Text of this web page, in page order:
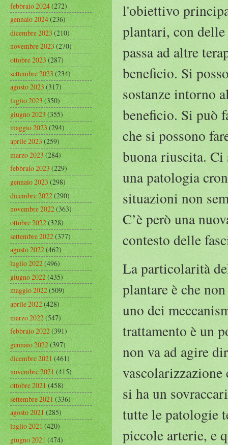
l'obiettivo
plantari, con
passa ad altre
beneficio. Si
sostanze intorno
beneficio. Si può
che si possono
buona riuscita. Ci
una patologia
situazioni non
C’è però una
contesto delle
La particolarità
plantare è che
uno dei
trattamento è un
non va ad agire
vascolarizzazione
si ha un
tutte le patologie
piccole arterie, e
febbraio 2024(272)
gennaio 2024(236)
dicembre 2023(210)
novembre 2023(270)
ottobre 2023(287)
settembre 2023(234)
agosto 2023(317)
luglio 2023(350)
giugno 2023(355)
maggio 2023(294)
aprile 2023(259)
marzo 2023(284)
febbraio 2023(229)
gennaio 2023(298)
dicembre 2022(290)
novembre 2022(363)
ottobre 2022(328)
settembre 2022(377)
agosto 2022(462)
luglio 2022(496)
giugno 2022(435)
maggio 2022(509)
aprile 2022(428)
marzo 2022(547)
febbraio 2022(391)
gennaio 2022(397)
dicembre 2021(461)
novembre 2021(415)
ottobre 2021(458)
settembre 2021(336)
agosto 2021(285)
luglio 2021(420)
giugno 2021(474)